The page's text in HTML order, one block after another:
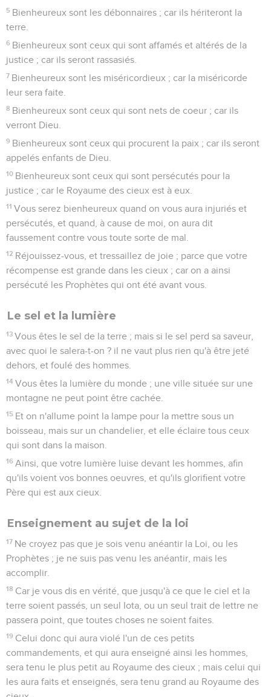
5 Bienheureux sont les débonnaires ; car ils hériteront la
terre.
6 Bienheureux sont ceux qui sont affamés et altérés de la
justice ; car ils seront rassasiés.
7 Bienheureux sont les miséricordieux ; car la miséricorde
leur sera faite.
8 Bienheureux sont ceux qui sont nets de coeur ; car ils
verront Dieu.
9 Bienheureux sont ceux qui procurent la paix ; car ils seront
appelés enfants de Dieu.
10 Bienheureux sont ceux qui sont persécutés pour la
justice ; car le Royaume des cieux est à eux.
11 Vous serez bienheureux quand on vous aura injuriés et
persécutés, et quand, à cause de moi, on aura dit
faussement contre vous toute sorte de mal.
12 Réjouissez-vous, et tressaillez de joie ; parce que votre
récompense est grande dans les cieux ; car on a ainsi
persécuté les Prophètes qui ont été avant vous.
Le sel et la lumière
13 Vous êtes le sel de la terre ; mais si le sel perd sa saveur,
avec quoi le salera-t-on ? il ne vaut plus rien qu'à être jeté
dehors, et foulé des hommes.
14 Vous êtes la lumière du monde ; une ville située sur une
montagne ne peut point être cachée.
15 Et on n'allume point la lampe pour la mettre sous un
boisseau, mais sur un chandelier, et elle éclaire tous ceux
qui sont dans la maison.
16 Ainsi, que votre lumière luise devant les hommes, afin
qu'ils voient vos bonnes oeuvres, et qu'ils glorifient votre
Père qui est aux cieux.
Enseignement au sujet de la loi
17 Ne croyez pas que je sois venu anéantir la Loi, ou les
Prophètes ; je ne suis pas venu les anéantir, mais les
accomplir.
18 Car je vous dis en vérité, que jusqu'à ce que le ciel et la
terre soient passés, un seul Iota, ou un seul trait de lettre ne
passera point, que toutes choses ne soient faites.
19 Celui donc qui aura violé l'un de ces petits
commandements, et qui aura enseigné ainsi les hommes,
sera tenu le plus petit au Royaume des cieux ; mais celui qui
les aura faits et enseignés, sera tenu grand au Royaume des